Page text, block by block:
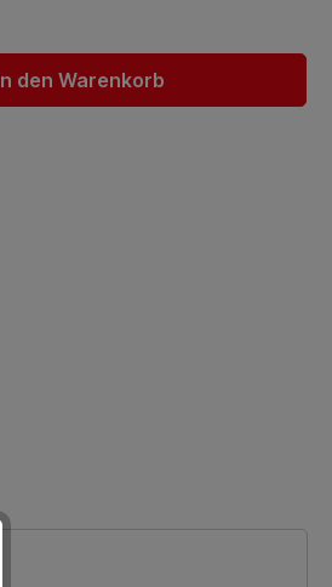
Wert ein oder benutze die
den Warenkorb